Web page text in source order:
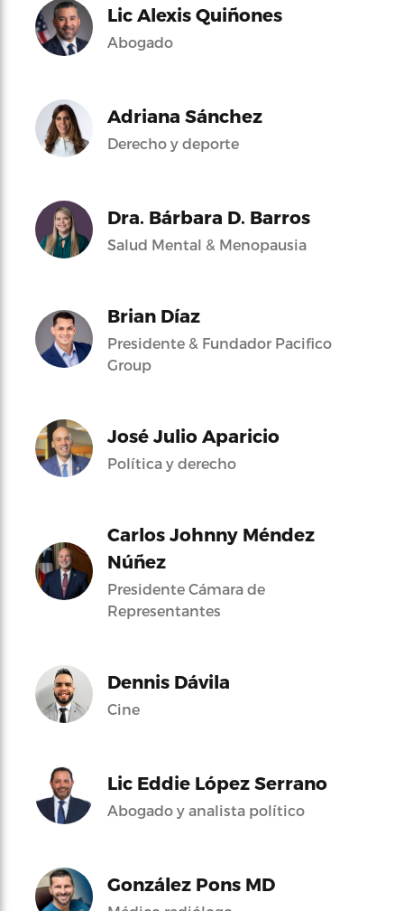
Lic Alexis Quiñones
Abogado
Adriana Sánchez
Derecho y deporte
Dra. Bárbara D. Barros
Salud Mental & Menopausia
Brian Díaz
Presidente & Fundador Pacifico
Group
José Julio Aparicio
Política y derecho
Carlos Johnny Méndez
Núñez
Presidente Cámara de
Representantes
Dennis Dávila
Cine
Lic Eddie López Serrano
Abogado y analista político
González Pons MD